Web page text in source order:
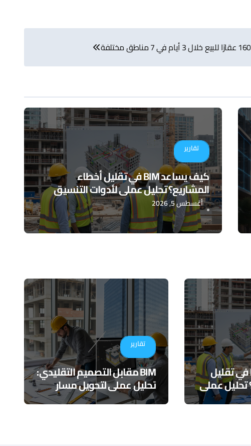
تقارير
كيف يساعد BIM في تقليل أخطاء
المشاريع؟ تحليل عملي لأدوات التنسيق
الرقمي
أغسطس 5, 2026
كيف يساعد BIM في تقليل
تحليل عملي
تقارير
BIM مقابل التصميم التقليدي:
تحليل عملي لتحويل مسار
المشاريع الهندسية